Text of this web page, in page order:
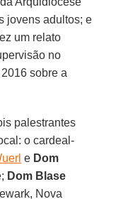
jovens adultos; e
um relato
no
sobre a
palestrantes
o cardeal-
e Dom
Dom Blase
Nova